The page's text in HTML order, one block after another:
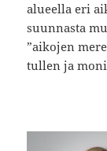
alueella eri
suunnasta
”aikojen
tullen ja